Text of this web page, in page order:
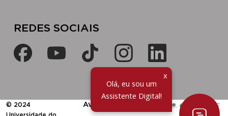
x
Olá, eu sou um
Assistente Digital!
​​REDES SOCIAIS​
© 2024
​Avisos Legais